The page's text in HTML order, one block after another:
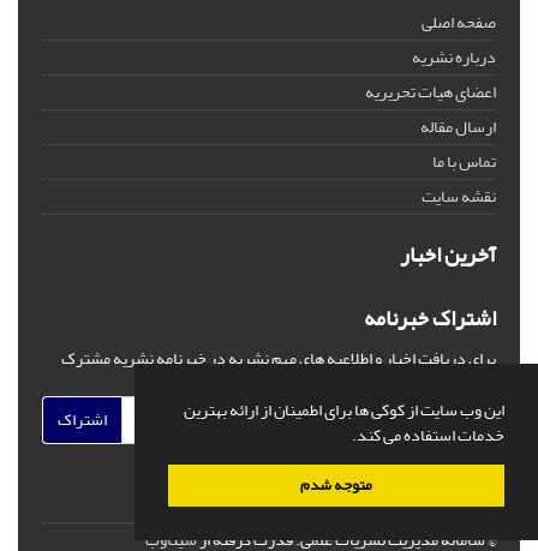
این وب سایت از کوکی ها برای اطمینان از ارائه بهترین
خدمات استفاده می کند.
متوجه شدم
صفحه اصلی
درباره نشریه
اعضای هیات تحریریه
ارسال مقاله
تماس با ما
نقشه سایت
آخرین اخبار
اشتراک خبرنامه
برای دریافت اخبار و اطلاعیه های مهم نشریه در خبرنامه نشریه مشترک
اشتراک
© سامانه مدیریت نشریات علمی.قدرت گرفته ازسیناوب